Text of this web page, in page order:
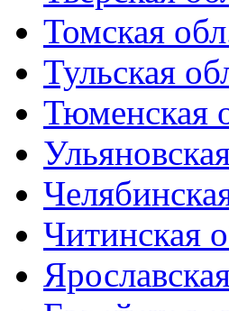
Томская
Тульская
Тюменская
Читинская